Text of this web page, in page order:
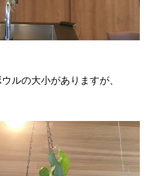
ルの大小がありますが、